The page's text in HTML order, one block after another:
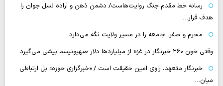
رسانه‌ خط مقدم جنگ روایت‌هاست/ دشمن ذهن و اراده نسل جوان را
هدف قرار…
محرم و صفر، جامعه را در مسیر ولایت نگه می‌دارد
وقتی خون ۲۶۰ خبرنگار در غزه از میلیاردها دلار صهیونیسم پیشی می‌گیرد
خبرنگار متعهد، راوی امین حقیقت است / «خبرگزاری حوزه» پل ارتباطی
میان…